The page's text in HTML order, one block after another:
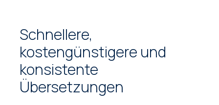
Schnellere,
kostengünstigere und
konsistente
Übersetzungen